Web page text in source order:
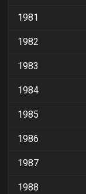
1981
1982
1983
1984
1985
1986
1987
1988